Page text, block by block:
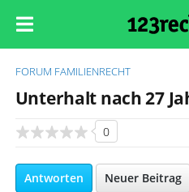
FORUM FAMILIENRECHT
Unterhalt nach 27
0
Antworten Neuer Beitrag